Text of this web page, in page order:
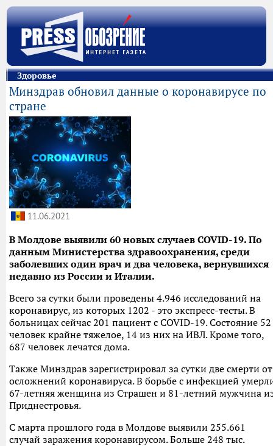
Здоровье
Минздрав обновил данные о коронавирусе по
стране
11.06.2021
В Молдове выявили 60 новых случаев COVID-19. По
данным Министерства здравоохранения, среди
заболевших один врач и два человека, вернувшихся
недавно из России и Италии.
Всего за сутки были проведены 4.946 исследований на
коронавирус, из которых 1202 - это экспресс-тесты. В
больницах сейчас 201 пациент с COVID-19. Состояние 52
человек крайне тяжелое, 14 из них на ИВЛ. Кроме того,
687 человек лечатся дома.
Также Минздрав зарегистрировал за сутки две смерти от
осложнений коронавируса. В борьбе с инфекцией
67-летняя женщина из Страшен и 81-летний мужчина
Приднестровья.
С марта прошлого года в Молдове выявили 255.661
случай заражения коронавирусом. Больше 248 тыс.